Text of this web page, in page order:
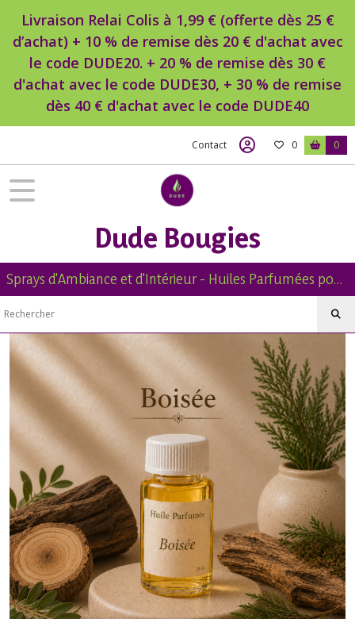
Livraison Relai Colis à 1,99 € (offerte dès 25 €
d’achat) + 10 % de remise dès 20 € d'achat avec
le code DUDE20. + 20 % de remise dès 30 €
d'achat avec le code DUDE30, + 30 % de remise
dès 40 € d'achat avec le code DUDE40
Contact 0 0
Dude Bougies
Sprays d'Ambiance et d'Intérieur - Huiles Parfumées pour Diffuseur -Diffuseur Voiture - Bougies Naturelles Parfumées - Brumes de Linge -
Fermer
FILTRES
produits
Parfumée
Naturelle
pour
Diffuseur
Huile
Parfumée
Florale
Pour
diffuseur
&
Brûle
Parfum
(44)
Huile
Parfumée
Naturelle
Gourmande
Pour
diffuseur
&
Brûle
Parfum
(50)